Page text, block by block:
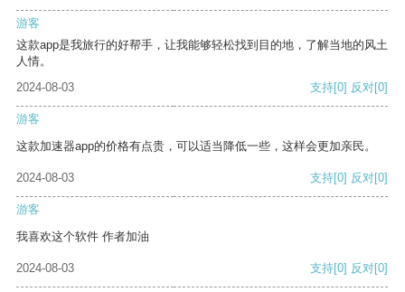
游客
这款app是我旅行的好帮手，让我能够轻松找到目的地，了解当地的风土
人情。
2024-08-03
支持[0] 反对[0]
游客
这款加速器app的价格有点贵，可以适当降低一些，这样会更加亲民。
2024-08-03 支持[0] 反对[0]
游客
我喜欢这个软件 作者加油
2024-08-03 支持[0] 反对[0]